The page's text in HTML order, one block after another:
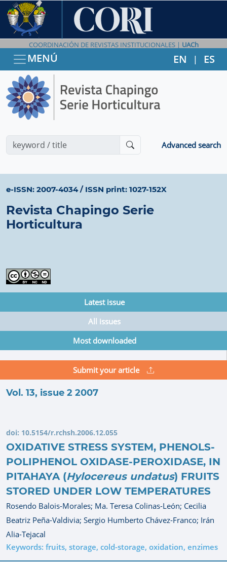
COORDINACIÓN DE REVISTAS INSTITUCIONALES | UACh
MENÚ EN | ES
Advanced search
e-ISSN: 2007-4034/ ISSN print: 1027-152X
Revista Chapingo Serie
Horticultura
Latest issue
All issues
Most downloaded
Submit your article
Vol. 13, issue 2 2007
doi: 10.5154/r.rchsh.2006.12.055
OXIDATIVE STRESS SYSTEM, PHENOLS-
POLIPHENOL OXIDASE-PEROXIDASE, IN
PITAHAYA (Hylocereus undatus) FRUITS
STORED UNDER LOW TEMPERATURES
Rosendo Balois-Morales; Ma. Teresa Colinas-León; Cecilia
Beatriz Peña-Valdivia; Sergio Humberto Chávez-Franco; Irán
Alia-Tejacal
Keywords: fruits, storage, cold-storage, oxidation, enzimes